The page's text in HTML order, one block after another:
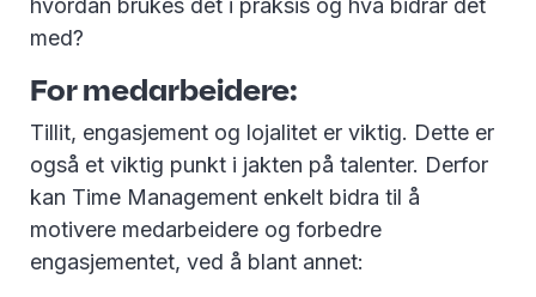
hvordan brukes det i praksis og hva bidrar det
med?
For medarbeidere:
Tillit, engasjement og lojalitet er viktig. Dette er
også et viktig punkt i jakten på talenter. Derfor
kan Time Management enkelt bidra til å
motivere medarbeidere og forbedre
engasjementet, ved å blant annet: